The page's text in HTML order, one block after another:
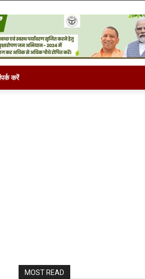
करें
MOST READ